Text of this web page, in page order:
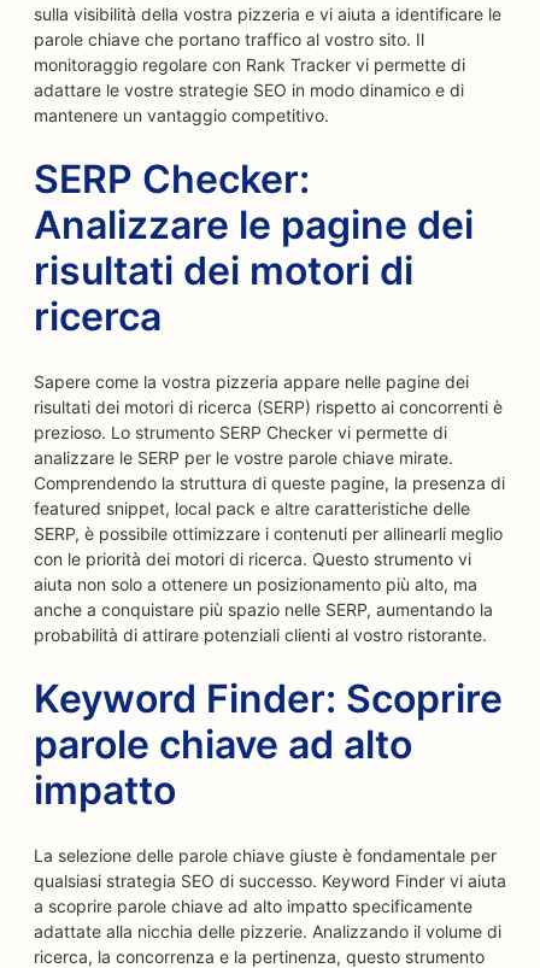
sulla visibilità della vostra pizzeria e vi aiuta a identificare le
parole chiave che portano traffico al vostro sito. Il
monitoraggio regolare con Rank Tracker vi permette di
adattare le vostre strategie SEO in modo dinamico e di
mantenere un vantaggio competitivo.
SERP Checker:
Analizzare le pagine dei
risultati dei motori di
ricerca
Sapere come la vostra pizzeria appare nelle pagine dei
risultati dei motori di ricerca (SERP) rispetto ai concorrenti è
prezioso. Lo strumento SERP Checker vi permette di
analizzare le SERP per le vostre parole chiave mirate.
Comprendendo la struttura di queste pagine, la presenza di
featured snippet, local pack e altre caratteristiche delle
SERP, è possibile ottimizzare i contenuti per allinearli meglio
con le priorità dei motori di ricerca. Questo strumento vi
aiuta non solo a ottenere un posizionamento più alto, ma
anche a conquistare più spazio nelle SERP, aumentando la
probabilità di attirare potenziali clienti al vostro ristorante.
Keyword Finder: Scoprire
parole chiave ad alto
impatto
La selezione delle parole chiave giuste è fondamentale per
qualsiasi strategia SEO di successo. Keyword Finder vi aiuta
a scoprire parole chiave ad alto impatto specificamente
adattate alla nicchia delle pizzerie. Analizzando il volume di
ricerca, la concorrenza e la pertinenza, questo strumento